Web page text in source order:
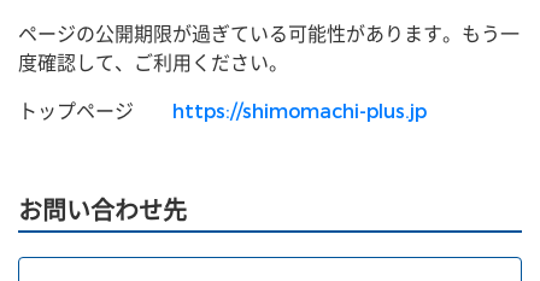
ページの公開期限が過ぎている可能性があります。もう一
度確認して、ご利用ください。
トップページ
https://shimomachi-plus.jp
お問い合わせ先